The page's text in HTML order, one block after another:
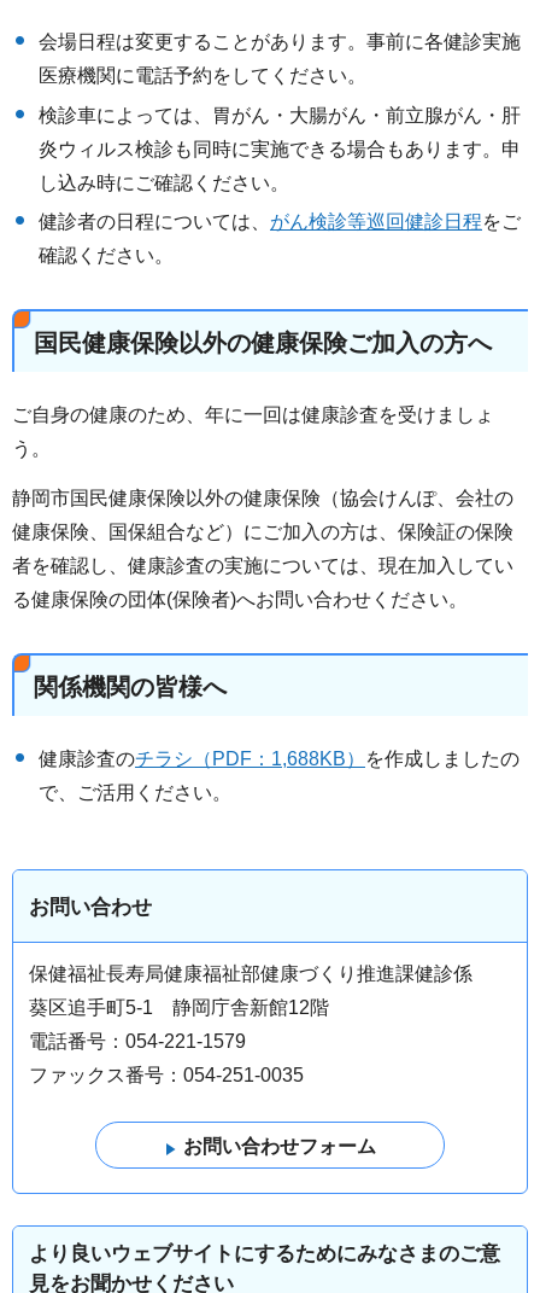
会場日程は変更することがあります。事前に各健診実施
医療機関に電話予約をしてください。
検診車によっては、胃がん・大腸がん・前立腺がん・肝
炎ウィルス検診も同時に実施できる場合もあります。申
し込み時にご確認ください。
健診者の日程については、 がん検診等巡回健診日程をご
確認ください。
国民健康保険以外の健康保険ご加入の方へ
ご自身の健康のため、年に一回は健康診査を受けましょ
う。
静岡市国民健康保険以外の健康保険（協会けんぽ、会社の
健康保険、国保組合など）にご加入の方は、保険証の保険
者を確認し、健康診査の実施については、現在加入してい
る健康保険の団体(保険者)へお問い合わせください。
関係機関の皆様へ
健康診査のチラシ（PDF：1,688KB）
を作成しましたの
で、ご活用ください。
お問い合わせ
保健福祉長寿局健康福祉部健康づくり推進課健診係
葵区追手町5-1 静岡庁舎新館12階
電話番号：054-221-1579
ファックス番号：054-251-0035
より良いウェブサイトにするためにみなさまのご意
見をお聞かせください